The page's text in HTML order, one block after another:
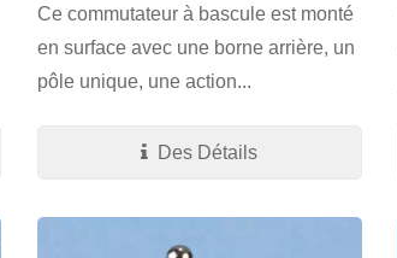
Ce commutateur à bascule est monté
en surface avec une borne arrière, un
pôle unique, une action...
Des Détails